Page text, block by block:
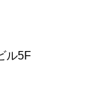
ル5F